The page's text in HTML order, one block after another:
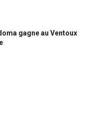
gagne au Ventoux